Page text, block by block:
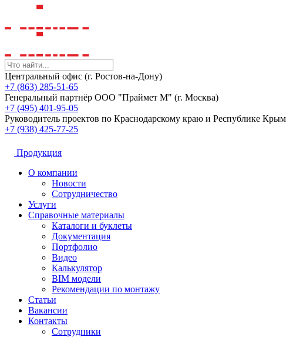
Центральный офис (г. Ростов-на-Дону)
+7 (863) 285-51-65
Генеральный партнёр ООО "Праймет М" (г. Москва)
+7 (495) 401-95-05
Руководитель проектов по Краснодарскому краю и Республике Крым
+7 (938) 425-77-25
Продукция
О компании
Новости
Сотрудничество
Услуги
Справочные материалы
Каталоги и буклеты
Документация
Портфолио
Видео
Калькулятор
BIM модели
Рекомендации по монтажу
Статьи
Вакансии
Контакты
Сотрудники